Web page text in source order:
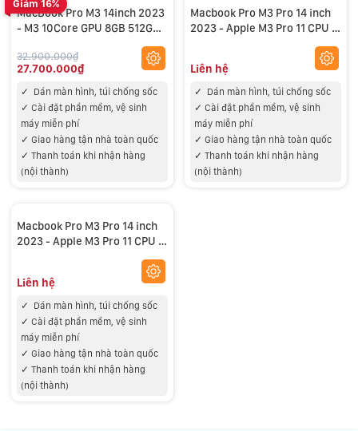
Giảm 16%
MacBook Pro M3 14inch 2023
- M3 10Core GPU 8GB 512GB -
32.900.000₫
27.700.000₫
✓ Dán màn hình, túi chống sốc
✓ Cài đặt phần mềm, vệ sinh
máy miễn phí
✓ Giao hàng tận nhà toàn quốc
✓ Thanh toán khi nhận hàng
(nội thành)
Macbook Pro M3 Pro 14 inch
2023 - Apple M3 Pro 11 CPU -
Liên hệ
✓ Dán màn hình, túi chống sốc
✓ Cài đặt phần mềm, vệ sinh
máy miễn phí
✓ Giao hàng tận nhà toàn quốc
✓ Thanh toán khi nhận hàng
(nội thành)
Macbook Pro M3 Pro 14 inch
2023 - Apple M3 Pro 11 CPU -
14 GPU Ram 18GB 1TB SSD-
Liên hệ
✓ Dán màn hình, túi chống sốc
✓ Cài đặt phần mềm, vệ sinh
máy miễn phí
✓ Giao hàng tận nhà toàn quốc
✓ Thanh toán khi nhận hàng
(nội thành)